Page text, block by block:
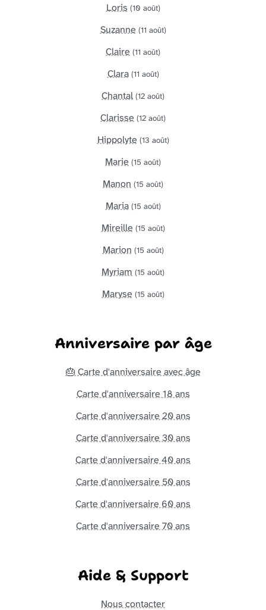
Loris (10 août)
Suzanne (11 août)
Claire (11 août)
Clara (11 août)
Chantal (12 août)
Clarisse (12 août)
Hippolyte (13 août)
Marie (15 août)
Manon (15 août)
Maria (15 août)
Mireille (15 août)
Marion (15 août)
Myriam (15 août)
Maryse (15 août)
Anniversaire par âge
🎂 Carte d'anniversaire avec âge
Carte d'anniversaire 18 ans
Carte d'anniversaire 20 ans
Carte d'anniversaire 30 ans
Carte d'anniversaire 40 ans
Carte d'anniversaire 50 ans
Carte d'anniversaire 60 ans
Carte d'anniversaire 70 ans
Aide & Support
Nous contacter